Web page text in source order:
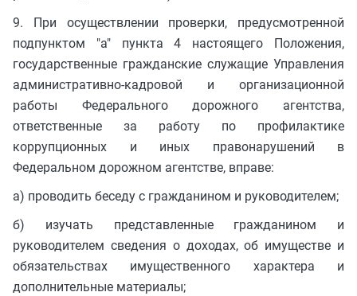
9. При осуществлении проверки, предусмотренной
подпунктом "а" пункта 4 настоящего Положения,
государственные гражданские служащие Управления
административно-кадровой и организационной
работы Федерального дорожного агентства,
ответственные за работу по профилактике
коррупционных и иных правонарушений в
Федеральном дорожном агентстве, вправе:
а) проводить беседу с гражданином и руководителем;
б) изучать представленные гражданином и
руководителем сведения о доходах, об имуществе и
обязательствах имущественного характера и
дополнительные материалы;